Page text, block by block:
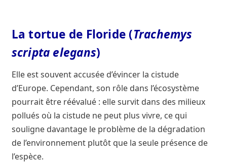
La tortue de Floride (Trachemys
scripta elegans)
Elle est souvent accusée d’évincer la cistude
d’Europe. Cependant, son rôle dans l’écosystème
pourrait être réévalué : elle survit dans des milieux
pollués où la cistude ne peut plus vivre, ce qui
souligne davantage le problème de la dégradation
de l’environnement plutôt que la seule présence de
l’espèce.